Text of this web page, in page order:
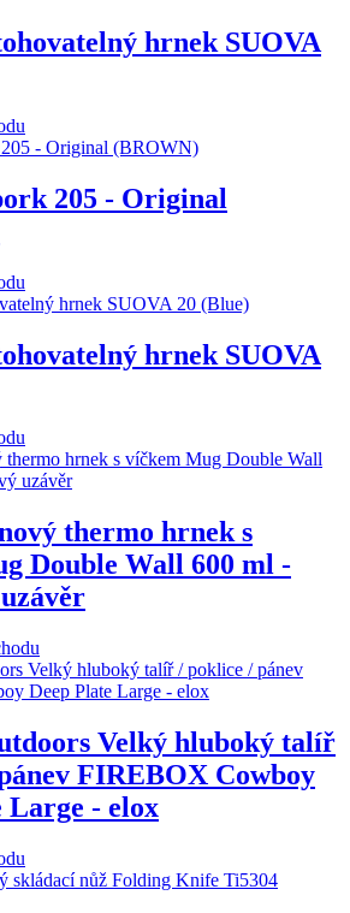
hrnek SUOVA
205 - Original
hrnek SUOVA
thermo hrnek s
Double Wall 600 ml -
Velký hluboký talíř
FIREBOX Cowboy
Large - elox